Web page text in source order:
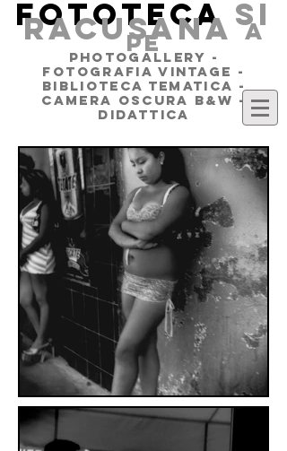
FOTOTECA SI
RACUSANAa
pe
PHOTOGALLERY -
FOTOGRAFIA VINTAGE -
BIBLIOTECA TEMATICA -
CAMERA OSCURA B&W -
DIDATTICA